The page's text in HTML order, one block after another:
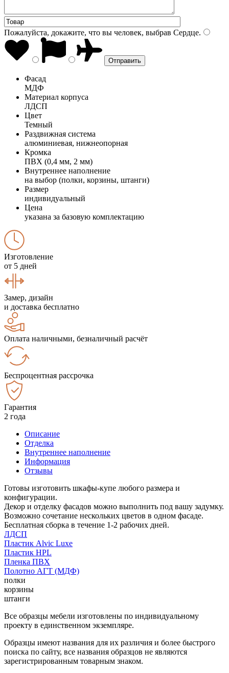
Пожалуйста, докажите, что вы человек, выбрав Сердце.
Фасад
МДФ
Материал корпуса
ЛДСП
Цвет
Темный
Раздвижная система
алюминиевая, нижнеопорная
Кромка
ПВХ (0,4 мм, 2 мм)
Внутреннее наполнение
на выбор (полки, корзины, штанги)
Размер
индивидуальный
Цена
указана за базовую комплектацию
Изготовление
от 5 дней
Замер, дизайн
и доставка бесплатно
Оплата наличными, безналичный расчёт
Беспроцентная рассрочка
Гарантия
2 года
Описание
Отделка
Внутреннее наполнение
Информация
Отзывы
Готовы изготовить шкафы-купе любого размера и
конфигурации.
Декор и отделку фасадов можно выполнить под вашу задумку.
Возможно сочетание нескольких цветов в одном фасаде.
Бесплатная сборка в течение 1-2 рабочих дней.
ЛДСП
Пластик Alvic Luxe
Пластик HPL
Пленка ПВХ
Полотно АГТ (МДФ)
полки
корзины
штанги
Все образцы мебели изготовлены по индивидуальному
проекту в единственном экземпляре.
Образцы имеют названия для их различия и более быстрого
поиска по сайту, все названия образцов не являются
зарегистрированным товарным знаком.